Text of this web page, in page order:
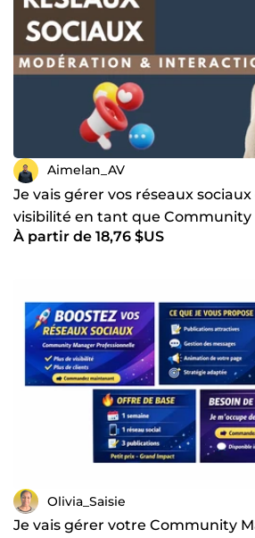
Aimelan_AV
Je vais gérer vos réseaux
visibilité en tant que Community
À partir de 18,76 $US
Olivia_Saisie
Je vais gérer votre Community